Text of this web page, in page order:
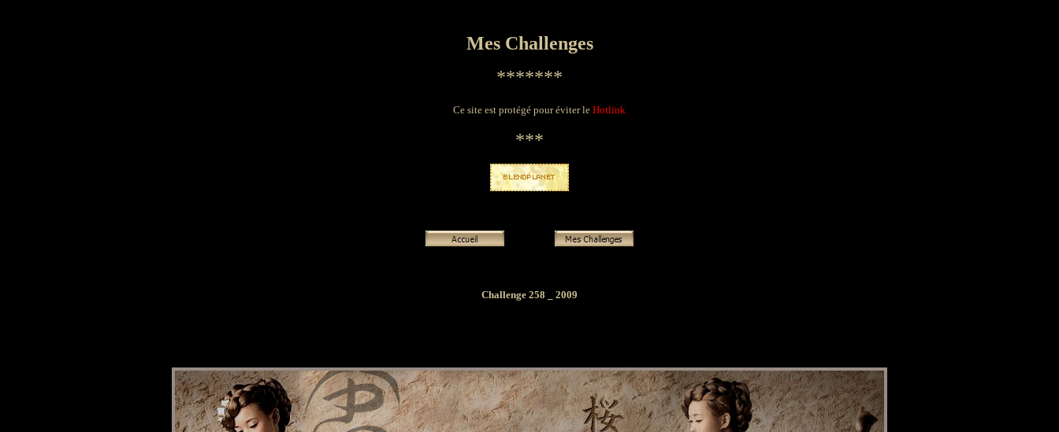
Mes Challenges
*******
Ce site est protégé pour éviter le Hotlink
***
Challenge 258 _ 2009